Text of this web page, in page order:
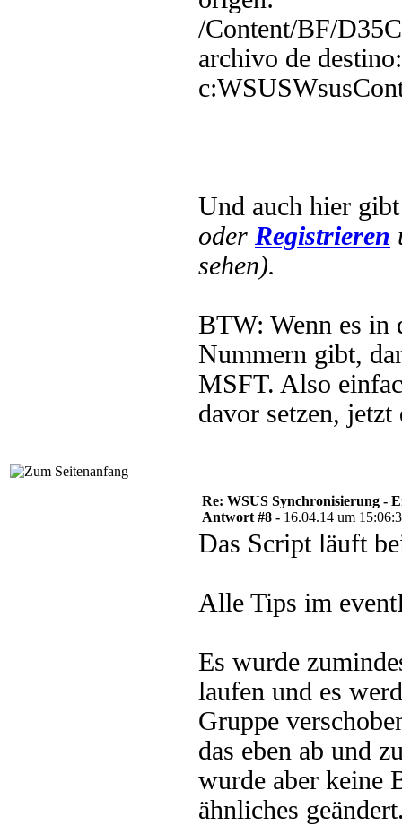
/Content/BF/
archivo de destino:
Und auch hier
oder Registrieren
sehen).
BTW: Wenn es in
Nummern gibt,
MSFT. Also
davor setzen, jetzt
Re: WSUS Synchronisierung -
Antwort #8 - 16.04.14 um
Das Script läuft
Alle Tips im
Es wurde
laufen und es
Gruppe
das eben ab und
wurde aber keine
ähnliches